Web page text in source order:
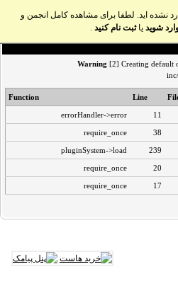
نشده اید. لطفا برای مشاهده کامل انجمن و
شوید یاثبت نام کنید .
Warning [2] Creating default
Line
Function
11
errorHandler->error
38
require_once
239
pluginSystem->load
20
require_once
17
require_once